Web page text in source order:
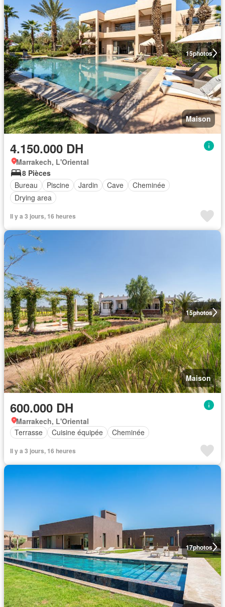
15photos
Maison
4.150.000 DH
Marrakech, L'Oriental
8 Pièces
Bureau
Piscine Jardin Cave
Cheminée
Drying area
Il y a 3 jours, 16 heures
15photos
Maison
600.000 DH
Marrakech, L'Oriental
Terrasse
Cuisine équipée Cheminée
Il y a 3 jours, 16 heures
17photos